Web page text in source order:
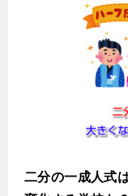
二分の一成人式